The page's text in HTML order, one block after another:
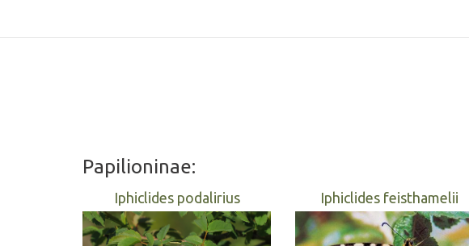
Papilioninae:
Iphiclides podalirius Iphiclides feisthamelii